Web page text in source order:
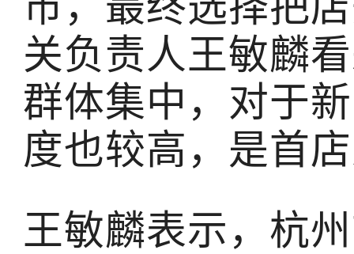
关负责人王敏麟
群体集中，对于
度也较高，是首
王敏麟表示，杭